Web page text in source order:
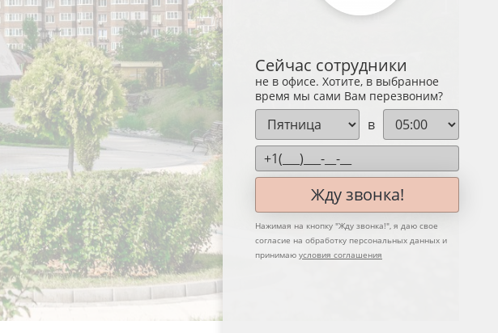
Сейчас сотрудники
не в офисе. Хотите, в выбранное
время мы сами Вам перезвоним?
в
Жду звонка!
Нажимая на кнопку "Жду звонка!", я даю свое
согласие на обработку персональных данных и
принимаю условия соглашения